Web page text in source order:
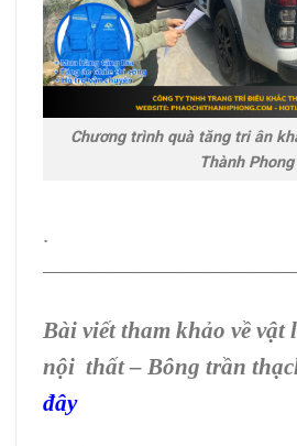
Chương trình quà tăng tri ân
Thành Phong
.
Bài viết tham khảo về
nội thất – Bông trần
đây